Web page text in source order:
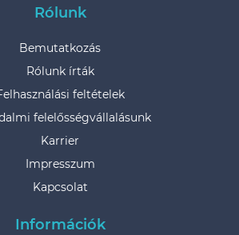
Rólunk
Bemutatkozás
Rólunk írták
feltételek
felelősségvállalásunk
Karrier
Impresszum
Kapcsolat
Információk